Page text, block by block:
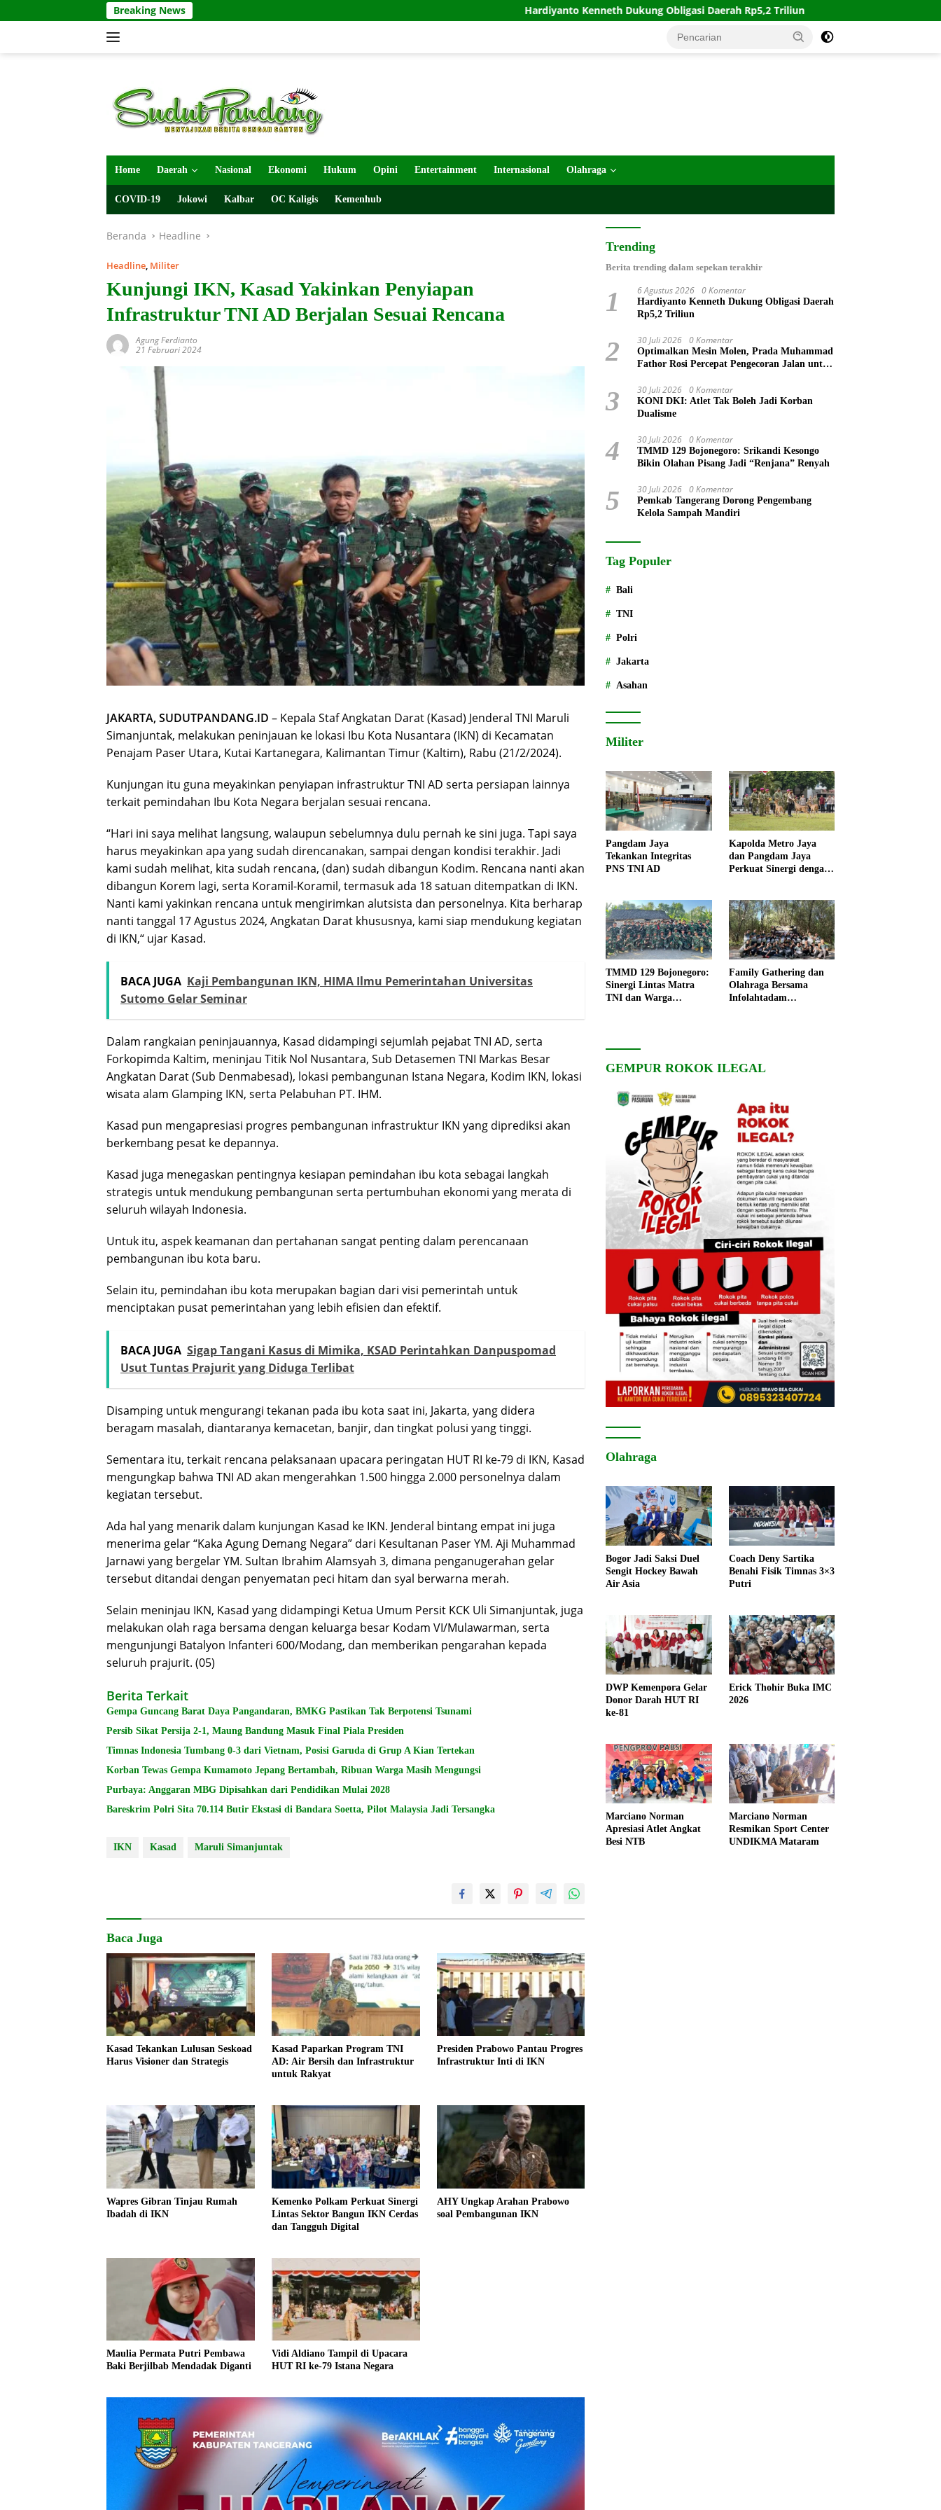
ke
Breaking News Hardiyanto Kenneth Dukung Obligasi Daerah Rp5,2 Triliun Perkuat Mitigasi Risiko, IPC TPK
Home Daerah Nasional Ekonomi Hukum Opini Entertainment Internasional Olahraga
COVID-19 Jokowi Kalbar OC Kaligis Kemenhub
Beranda Headline
Headline, Militer
Kunjungi IKN, Kasad Yakinkan Penyiapan
Infrastruktur TNI AD Berjalan Sesuai Rencana
Agung Ferdianto
21 Februari 2024
JAKARTA, SUDUTPANDANG.ID – Kepala Staf Angkatan Darat (Kasad) Jenderal TNI Maruli
Simanjuntak, melakukan peninjauan ke lokasi Ibu Kota Nusantara (IKN) di Kecamatan
Penajam Paser Utara, Kutai Kartanegara, Kalimantan Timur (Kaltim), Rabu (21/2/2024).
Kunjungan itu guna meyakinkan penyiapan infrastruktur TNI AD serta persiapan lainnya
terkait pemindahan Ibu Kota Negara berjalan sesuai rencana.
“Hari ini saya melihat langsung, walaupun sebelumnya dulu pernah ke sini juga. Tapi saya
harus meyakinkan apa yang sudah direncanakan, sampai dengan kondisi terakhir. Jadi
kami sudah melihat, kita sudah rencana, (dan) sudah dibangun Kodim. Rencana nanti akan
dibangun Korem lagi, serta Koramil-Koramil, termasuk ada 18 satuan ditempatkan di IKN.
Nanti kami yakinkan rencana untuk mengirimkan alutsista dan personelnya. Kita berharap
nanti tanggal 17 Agustus 2024, Angkatan Darat khususnya, kami siap mendukung kegiatan
di IKN,“ ujar Kasad.
BACA JUGA Kaji Pembangunan IKN, HIMA Ilmu Pemerintahan Universitas
Sutomo Gelar Seminar
Dalam rangkaian peninjauannya, Kasad didampingi sejumlah pejabat TNI AD, serta
Forkopimda Kaltim, meninjau Titik Nol Nusantara, Sub Detasemen TNI Markas Besar
Angkatan Darat (Sub Denmabesad), lokasi pembangunan Istana Negara, Kodim IKN, lokasi
wisata alam Glamping IKN, serta Pelabuhan PT. IHM.
Kasad pun mengapresiasi progres pembangunan infrastruktur IKN yang diprediksi akan
berkembang pesat ke depannya.
Kasad juga menegaskan pentingnya kesiapan pemindahan ibu kota sebagai langkah
strategis untuk mendukung pembangunan serta pertumbuhan ekonomi yang merata di
seluruh wilayah Indonesia.
Untuk itu, aspek keamanan dan pertahanan sangat penting dalam perencanaan
pembangunan ibu kota baru.
Selain itu, pemindahan ibu kota merupakan bagian dari visi pemerintah untuk
menciptakan pusat pemerintahan yang lebih efisien dan efektif.
BACA JUGA Sigap Tangani Kasus di Mimika, KSAD Perintahkan Danpuspomad
Usut Tuntas Prajurit yang Diduga Terlibat
Disamping untuk mengurangi tekanan pada ibu kota saat ini, Jakarta, yang didera
beragam masalah, diantaranya kemacetan, banjir, dan tingkat polusi yang tinggi.
Sementara itu, terkait rencana pelaksanaan upacara peringatan HUT RI ke-79 di IKN, Kasad
mengungkap bahwa TNI AD akan mengerahkan 1.500 hingga 2.000 personelnya dalam
kegiatan tersebut.
Ada hal yang menarik dalam kunjungan Kasad ke IKN. Jenderal bintang empat ini juga
menerima gelar “Kaka Agung Demang Negara” dari Kesultanan Paser YM. Aji Muhammad
Jarnawi yang bergelar YM. Sultan Ibrahim Alamsyah 3, dimana penganugerahan gelar
tersebut ditandai dengan penyematan peci hitam dan syal berwarna merah.
Selain meninjau IKN, Kasad yang didampingi Ketua Umum Persit KCK Uli Simanjuntak, juga
melakukan olah raga bersama dengan keluarga besar Kodam VI/Mulawarman, serta
mengunjungi Batalyon Infanteri 600/Modang, dan memberikan pengarahan kepada
seluruh prajurit. (05)
Berita Terkait
Gempa Guncang Barat Daya Pangandaran, BMKG Pastikan Tak Berpotensi Tsunami
Persib Sikat Persija 2-1, Maung Bandung Masuk Final Piala Presiden
Timnas Indonesia Tumbang 0-3 dari Vietnam, Posisi Garuda di Grup A Kian Tertekan
Korban Tewas Gempa Kumamoto Jepang Bertambah, Ribuan Warga Masih Mengungsi
Purbaya: Anggaran MBG Dipisahkan dari Pendidikan Mulai 2028
Bareskrim Polri Sita 70.114 Butir Ekstasi di Bandara Soetta, Pilot Malaysia Jadi Tersangka
IKN Kasad Maruli Simanjuntak
Baca Juga
Kasad Tekankan Lulusan Seskoad
Harus Visioner dan Strategis
Kasad Paparkan Program TNI
AD: Air Bersih dan Infrastruktur
untuk Rakyat
Presiden Prabowo Pantau Progres
Infrastruktur Inti di IKN
Wapres Gibran Tinjau Rumah
Ibadah di IKN
Kemenko Polkam Perkuat Sinergi
Lintas Sektor Bangun IKN Cerdas
dan Tangguh Digital
AHY Ungkap Arahan Prabowo
soal Pembangunan IKN
Maulia Permata Putri Pembawa
Baki Berjilbab Mendadak Diganti
Vidi Aldiano Tampil di Upacara
HUT RI ke-79 Istana Negara
Trending
Berita trending dalam sepekan terakhir
1 6 Agustus 2026 0 Komentar
Hardiyanto Kenneth Dukung Obligasi Daerah
Rp5,2 Triliun
2 30 Juli 2026 0 Komentar
Optimalkan Mesin Molen, Prada Muhammad
Fathor Rosi Percepat Pengecoran Jalan untuk
3 30 Juli 2026 0 Komentar
KONI DKI: Atlet Tak Boleh Jadi Korban
Dualisme
4 30 Juli 2026 0 Komentar
TMMD 129 Bojonegoro: Srikandi Kesongo
Bikin Olahan Pisang Jadi “Renjana” Renyah
5 30 Juli 2026 0 Komentar
Pemkab Tangerang Dorong Pengembang
Kelola Sampah Mandiri
Tag Populer
Bali
TNI
Polri
Jakarta
Asahan
Militer
Pangdam Jaya
Tekankan Integritas
PNS TNI AD
Kapolda Metro Jaya
dan Pangdam Jaya
Perkuat Sinergi dengan
TMMD 129 Bojonegoro:
Sinergi Lintas Matra
TNI dan Warga
Family Gathering dan
Olahraga Bersama
Infolahtadam
GEMPUR ROKOK ILEGAL
Olahraga
Bogor Jadi Saksi Duel
Sengit Hockey Bawah
Air Asia
Coach Deny Sartika
Benahi Fisik Timnas 3×3
Putri
DWP Kemenpora Gelar
Donor Darah HUT RI
ke-81
Erick Thohir Buka IMC
2026
Marciano Norman
Apresiasi Atlet Angkat
Besi NTB
Marciano Norman
Resmikan Sport Center
UNDIKMA Mataram